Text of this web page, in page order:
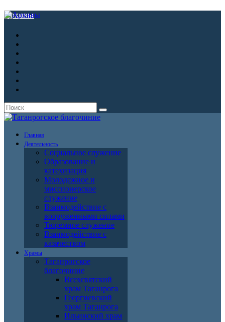
Архивы
Главная
Деятельность
Социальное служение
Образование и
катехизация
Молодежное и
миссионерское
служение
Взаимодействие с
вооруженными силами
Тюремное служение
Взаимодействие с
казачеством
Храмы
Таганрогское
благочиние
Всехсвятский
храм Таганрога
Георгиевский
храм Таганрога
Ильинский храм